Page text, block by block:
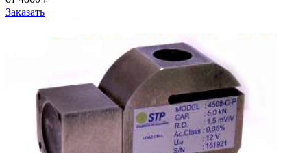
Заказать